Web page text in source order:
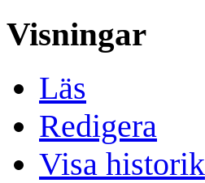
Visningar
Läs
Redigera
Visa historik